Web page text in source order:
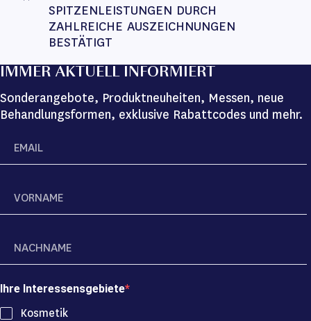
SPITZENLEISTUNGEN DURCH
ZAHLREICHE AUSZEICHNUNGEN
BESTÄTIGT
IMMER AKTUELL INFORMIERT
Sonderangebote, Produktneuheiten, Messen, neue
Behandlungsformen, exklusive Rabattcodes und mehr.
Ihre Interessensgebiete
Kosmetik